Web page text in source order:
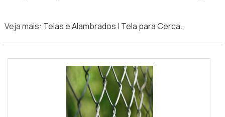
Veja mais: Telas e Alambrados | Tela para Cerca.